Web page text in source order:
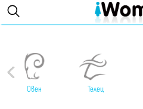
Овен Телец